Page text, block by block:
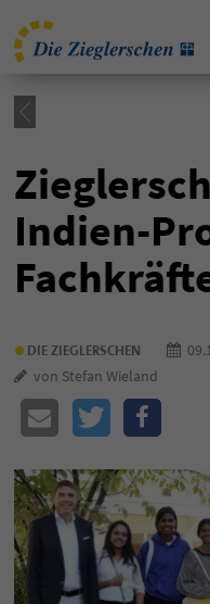
Indien-
• DIE ZIEGLERSCHEN
von Stefan Wieland